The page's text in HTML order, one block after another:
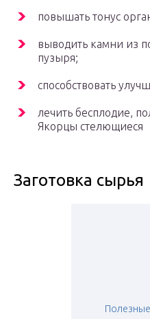
повышать тонус
выводить камни из
пузыря;
способствовать
лечить бесплодие,
Якорцы стелющиеся
Заготовка сырья